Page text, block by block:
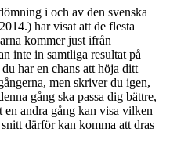
i och av den svenska
har visat att de flesta
kommer just ifrån
inte in samtliga resultat på
har en chans att höja ditt
men skriver du igen,
gång ska passa dig bättre,
en andra gång kan visa vilken
därför kan komma att dras